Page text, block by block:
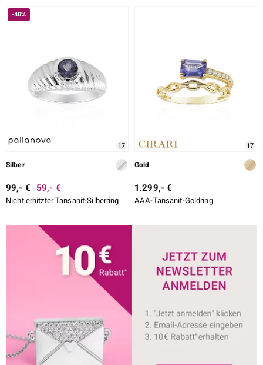
-40%
17
Silber
99,- € 59,- €
Nicht erhitzter Tansanit-Silberring
17
Gold
1.299,- €
AAA-Tansanit-Goldring